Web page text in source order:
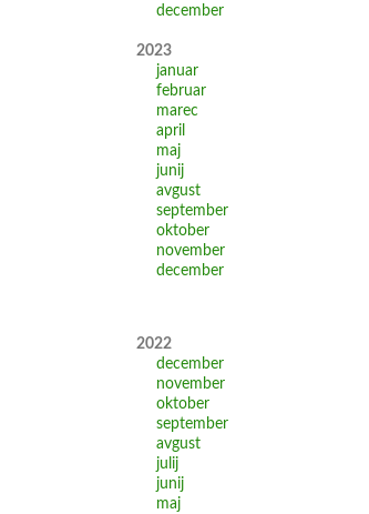
december
2023
januar
februar
marec
april
maj
junij
avgust
september
oktober
november
december
2022
december
november
oktober
september
avgust
julij
junij
maj